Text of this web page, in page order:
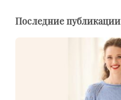
Последние публикации